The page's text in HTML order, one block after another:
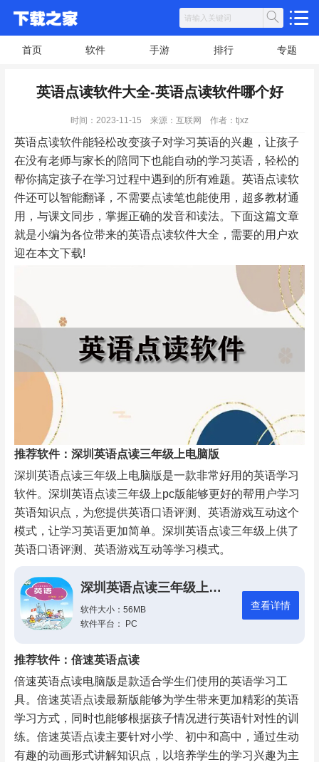
首页 软件 手游 排行 专题
英语点读软件大全-英语点读软件哪个好
时间：2023-11-15 来源：互联网 作者：tjxz
英语点读软件能轻松改变孩子对学习英语的兴趣，让孩子
在没有老师与家长的陪同下也能自动的学习英语，轻松的
帮你搞定孩子在学习过程中遇到的所有难题。英语点读软
件还可以智能翻译，不需要点读笔也能使用，超多教材通
用，与课文同步，掌握正确的发音和读法。下面这篇文章
就是小编为各位带来的英语点读软件大全，需要的用户欢
迎在本文下载!
推荐软件：深圳英语点读三年级上电脑版
深圳英语点读三年级上电脑版是一款非常好用的英语学习
软件。深圳英语点读三年级上pc版能够更好的帮用户学习
英语知识点，为您提供英语口语评测、英语游戏互动这个
模式，让学习英语更加简单。深圳英语点读三年级上供了
英语口语评测、英语游戏互动等学习模式。
深圳英语点读三年级上电脑版
软件大小：56MB
软件平台： PC
查看详情
推荐软件：倍速英语点读
倍速英语点读电脑版是款适合学生们使用的英语学习工
具。倍速英语点读最新版能够为学生带来更加精彩的英语
学习方式，同时也能够根据孩子情况进行英语针对性的训
练。倍速英语点读主要针对小学、初中和高中，通过生动
有趣的动画形式讲解知识点，以培养学生的学习兴趣为主